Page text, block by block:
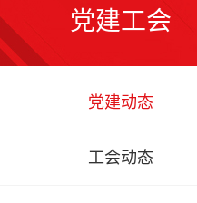
党建工会
党建动态
工会动态